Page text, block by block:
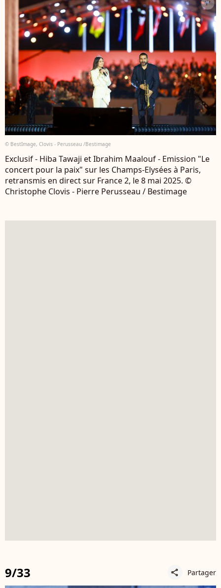
© BestImage, Clovis - Perusseau /Bestimage
Exclusif - Hiba Tawaji et Ibrahim Maalouf - Emission "Le
concert pour la paix" sur les Champs-Elysées à Paris,
retransmis en direct sur France 2, le 8 mai 2025. ©
Christophe Clovis - Pierre Perusseau / Bestimage
9/33 share Partager